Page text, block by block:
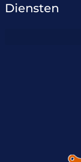
Diensten